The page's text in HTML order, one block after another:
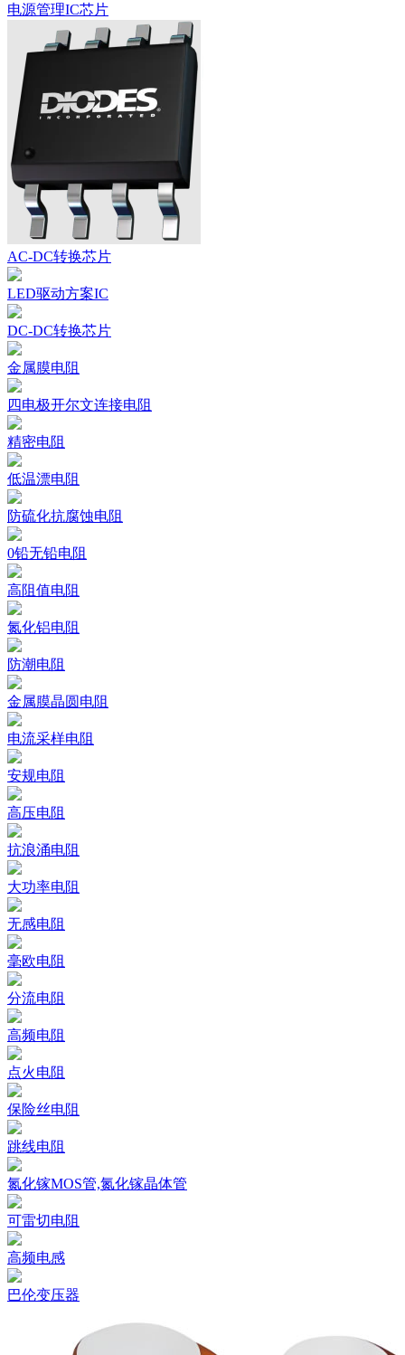
电源管理IC芯片
AC-DC转换芯片
LED驱动方案IC
DC-DC转换芯片
金属膜电阻
四电极开尔文连接电阻
精密电阻
低温漂电阻
防硫化抗腐蚀电阻
0铅无铅电阻
高阻值电阻
氮化铝电阻
防潮电阻
金属膜晶圆电阻
电流采样电阻
安规电阻
高压电阻
抗浪涌电阻
大功率电阻
无感电阻
毫欧电阻
分流电阻
高频电阻
点火电阻
保险丝电阻
跳线电阻
氮化镓MOS管,氮化镓晶体管
可雷切电阻
高频电感
巴伦变压器